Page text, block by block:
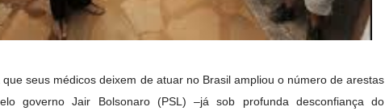
seus médicos deixem de atuar no Brasil ampliou o número de arestas
governo Jair Bolsonaro (PSL) –já sob profunda desconfiança do